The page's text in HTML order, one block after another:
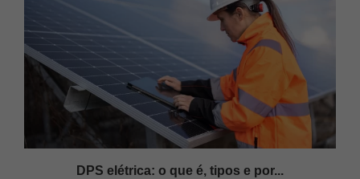
DPS elétrica: o que é, tipos e por...